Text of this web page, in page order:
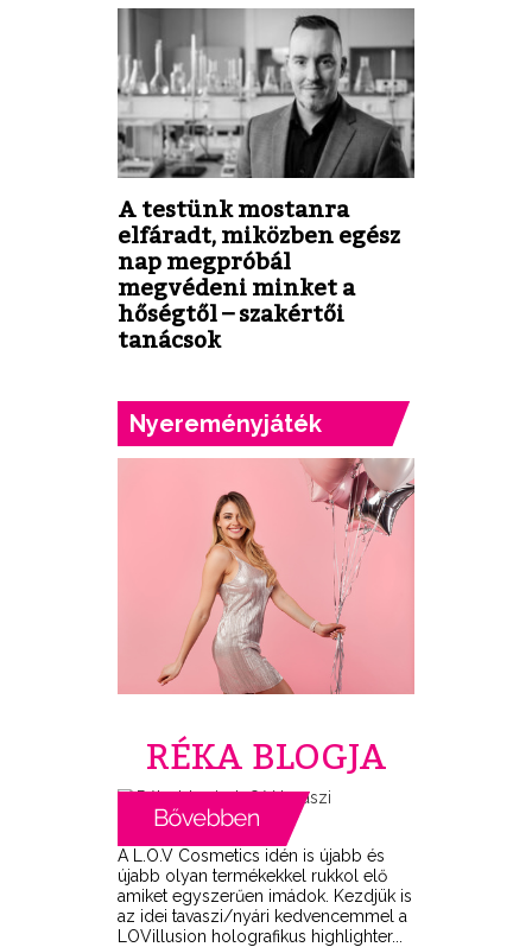
A testünk mostanra
elfáradt, miközben egész
nap megpróbál
megvédeni minket a
hőségtől – szakértői
tanácsok
Nyereményjáték
RÉKA BLOGJA
A L.O.V Cosmetics idén is újabb és
újabb olyan termékekkel rukkol elő
amiket egyszerűen imádok. Kezdjük is
az idei tavaszi/nyári kedvencemmel a
LOVillusion holografikus highlighter...